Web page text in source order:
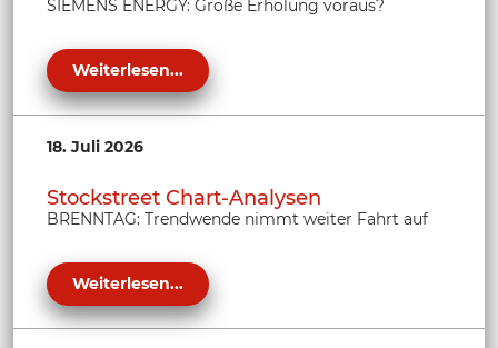
SIEMENS ENERGY: Große Erholung voraus?
Weiterlesen...
18. Juli 2026
Stockstreet Chart-Analysen
BRENNTAG: Trendwende nimmt weiter Fahrt auf
Weiterlesen...